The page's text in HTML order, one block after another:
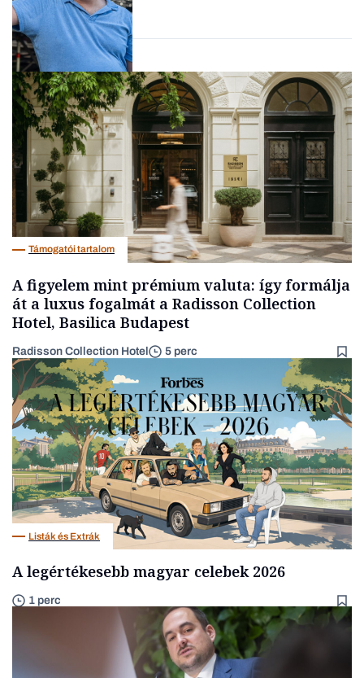
Forbes-sztori
Társadalom
Támogatói tartalom
A figyelem mint prémium valuta: így formálja
át a luxus fogalmát a Radisson Collection
Hotel, Basilica Budapest
Radisson Collection Hotel 5 perc
Listák és Extrák
A legértékesebb magyar celebek 2026
1 perc